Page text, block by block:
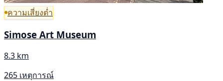
ความเสี่ยงต่ำ
Simose Art Museum
8.3 km
265 เหตุการณ์